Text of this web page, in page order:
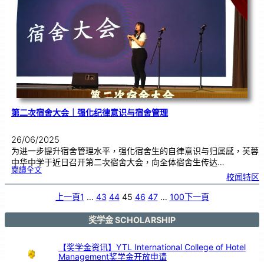
队
惊
喜
现
身
芙
第二次宿舍大会｜强化纪律意识与宿舍管理
26/06/2025
为进一步提升宿舍管理水平，强化宿舍生的自律意识与归属感，芙蓉
中华中学于近日召开第二次宿舍大会，向全体宿舍生传达…
閱讀全文:第
宿
纪
识
校闻特区
上一頁1 … 43 44 45 46 47 … 100下一頁
奖学金 SCHOLARSHIP
【奖学金资讯】YTL International College of Hotel
Management奖学金开放申请